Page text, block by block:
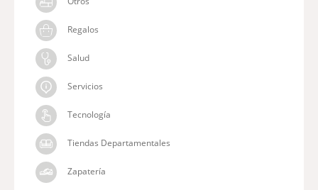
Regalos
Salud
Servicios
Tecnología
Tiendas Departamentales
Zapatería